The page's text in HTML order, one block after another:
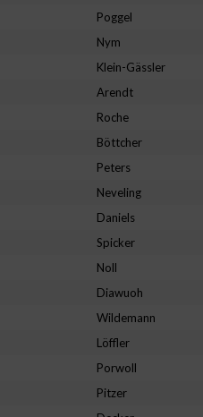
Poggel
Nym
Klein-Gässler
Arendt
Roche
Böttcher
Peters
Neveling
Daniels
Spicker
Noll
Diawuoh
Wildemann
Löffler
Porwoll
Pitzer